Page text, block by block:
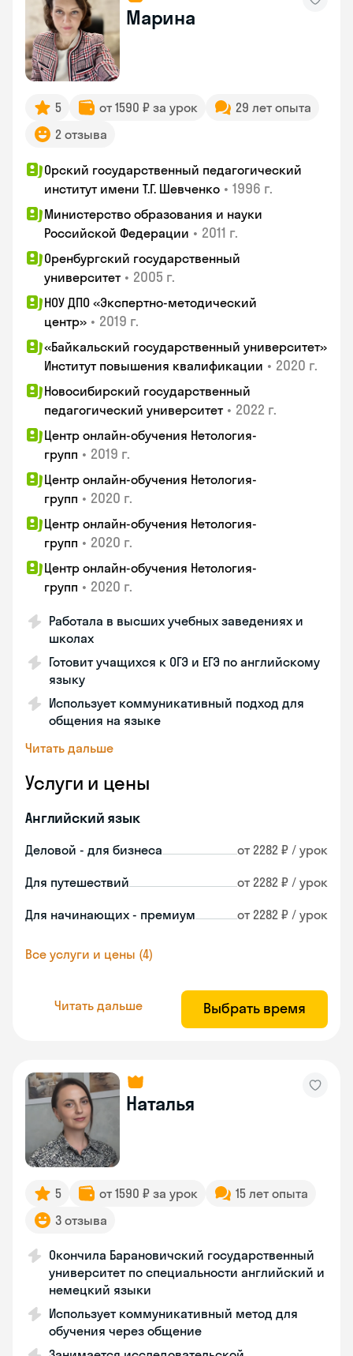
Марина
5 от 1590 ₽ за урок
29 лет опыта
2 отзыва
Орский государственный педагогический
институт имени Т.Г. Шевченко • 1996 г.
Министерство образования и науки
Российской Федерации • 2011 г.
Оренбургский государственный
университет • 2005 г.
НОУ ДПО «Экспертно-методический
центр» • 2019 г.
«Байкальский государственный университет»
Институт повышения квалификации • 2020 г.
Новосибирский государственный
педагогический университет • 2022 г.
Центр онлайн-обучения Нетология-
групп • 2019 г.
Центр онлайн-обучения Нетология-
групп • 2020 г.
Центр онлайн-обучения Нетология-
групп • 2020 г.
Центр онлайн-обучения Нетология-
групп • 2020 г.
Работала в высших учебных заведениях и
школах
Готовит учащихся к ОГЭ и ЕГЭ по английскому
языку
Использует коммуникативный подход для
общения на языке
Читать дальше
Услуги и цены
Английский язык
Деловой - для бизнеса от 2282 ₽ / урок
Для путешествий от 2282 ₽ / урок
Для начинающих - премиум от 2282 ₽ / урок
Все услуги и цены (4)
Читать дальше Выбрать время
Наталья
5 от 1590 ₽ за урок
15 лет опыта
3 отзыва
Окончила Барановичский государственный
университет по специальности английский и
немецкий языки
Использует коммуникативный метод для
обучения через общение